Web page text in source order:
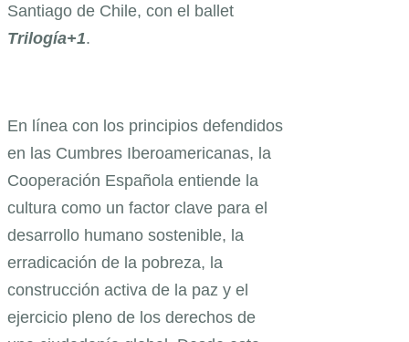
Santiago de Chile, con el ballet
Trilogía+1.
En línea con los principios defendidos
en las Cumbres Iberoamericanas, la
Cooperación Española entiende la
cultura como un factor clave para el
desarrollo humano sostenible, la
erradicación de la pobreza, la
construcción activa de la paz y el
ejercicio pleno de los derechos de